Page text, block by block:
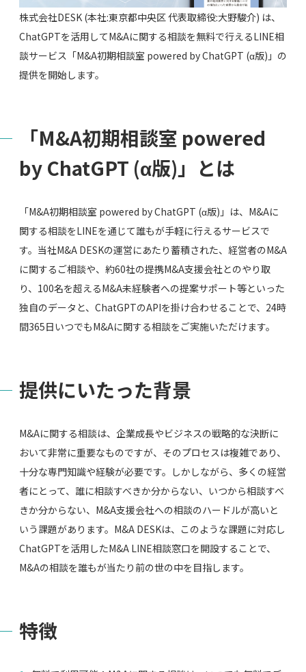
株式会社DESK (本社:東京都中央区 代表取締役:大野駿介) は、
ChatGPTを活用してM&Aに関する相談を無料で行えるLINE相
談サービス「M&A初期相談室 powered by ChatGPT (α版)」の
提供を開始します。
「M&A初期相談室 powered
by ChatGPT (α版)」とは
「M&A初期相談室 powered by ChatGPT (α版)」は、M&Aに
関する相談をLINEを通じて誰もが手軽に行えるサービスで
す。当社M&A DESKの運営にあたり蓄積された、経営者のM&A
に関するご相談や、約60社の提携M&A支援会社とのやり取
り、100名を超えるM&A未経験者への提案サポート等といった
独自のデータと、ChatGPTのAPIを掛け合わせることで、24時
間365日いつでもM&Aに関する相談をご実施いただけます。
提供にいたった背景
M&Aに関する相談は、企業成長やビジネスの戦略的な決断に
おいて非常に重要なものですが、そのプロセスは複雑であり、
十分な専門知識や経験が必要です。しかしながら、多くの経営
者にとって、誰に相談すべきか分からない、いつから相談すべ
きか分からない、M&A支援会社への相談のハードルが高いと
いう課題があります。M&A DESKは、このような課題に対応し
ChatGPTを活用したM&A LINE相談窓口を開設することで、
M&Aの相談を誰もが当たり前の世の中を目指します。
特徴